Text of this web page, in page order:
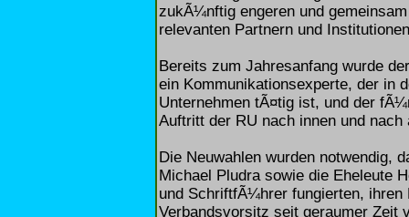
zukÃ¼nftig engeren und
relevanten Partnern und
Bereits zum Jahresanfang wurde
ein Kommunikationsexperte, der in
Unternehmen tÃ¤tig ist, und der
Auftritt der RU nach innen und nach
Die Neuwahlen wurden notwendig,
Michael Pludra sowie die Eheleute
und SchriftfÃ¼hrer fungierten,
Verbandsvorsitz seit geraumer Zeit